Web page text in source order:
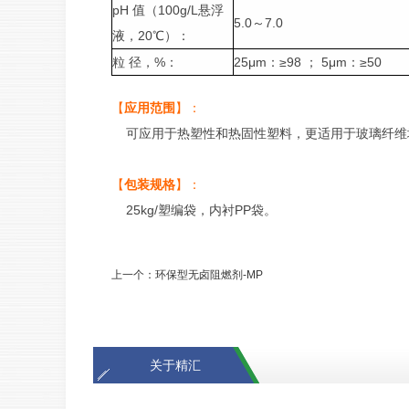
pH 值（100g/L悬浮
液，20℃）：
5.0～7.0
粒 径，%： 25μm：≥98 ； 5μm：≥50
【应用范围 】：
可应用于热塑性和热固性塑料，更适用于玻璃纤维
【包装规格】：
25kg/塑编袋，内衬PP袋。
上一个： 环保型无卤阻燃剂-MP
关于精汇